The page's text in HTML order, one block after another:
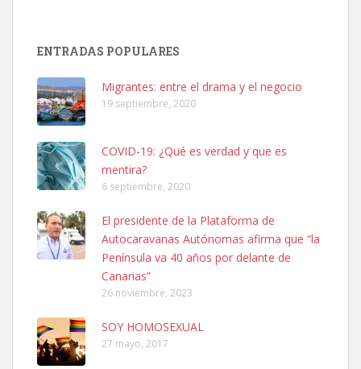
Leales.org » Gran Canaria
Ninfa perdida
El día 5 se los perdió una ninfa papillera, asustada tiene miedo a la
calle, se perdió por la zon...
Leales.org » Gran Canaria
6.7.2025
ENTRADAS POPULARES
Migrantes: entre el drama y el negocio
19 septiembre, 2020
COVID-19: ¿Qué es verdad y que es
mentira?
6 septiembre, 2020
El presidente de la Plataforma de
Autocaravanas Autónomas afirma que “la
Península va 40 años por delante de
Canarias”
26 noviembre, 2023
SOY HOMOSEXUAL
27 mayo, 2017